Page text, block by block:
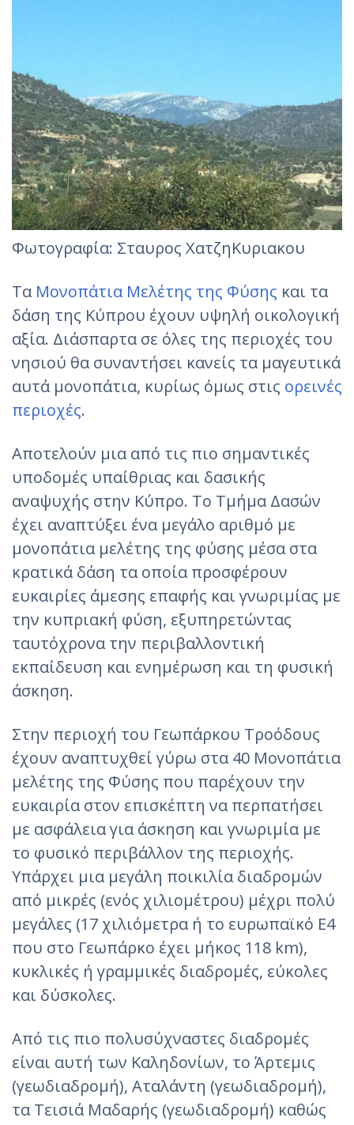
Φωτογραφία: Σταυρος ΧατζηΚυριακου‎
Τα Μονοπάτια Μελέτης της Φύσης και τα
δάση της Κύπρου έχουν υψηλή οικολογική
αξία. Διάσπαρτα σε όλες της περιοχές του
νησιού θα συναντήσει κανείς τα μαγευτικά
αυτά μονοπάτια, κυρίως όμως στις ορεινές
περιοχές.
Αποτελούν μια από τις πιο σημαντικές
υποδομές υπαίθριας και δασικής
αναψυχής στην Κύπρο. Το Τμήμα Δασών
έχει αναπτύξει ένα μεγάλο αριθμό με
μονοπάτια μελέτης της φύσης μέσα στα
κρατικά δάση τα οποία προσφέρουν
ευκαιρίες άμεσης επαφής και γνωριμίας με
την κυπριακή φύση, εξυπηρετώντας
ταυτόχρονα την περιβαλλοντική
εκπαίδευση και ενημέρωση και τη φυσική
άσκηση.
Στην περιοχή του Γεωπάρκου Τροόδους
έχουν αναπτυχθεί γύρω στα 40 Μονοπάτια
μελέτης της Φύσης που παρέχουν την
ευκαιρία στον επισκέπτη να περπατήσει
με ασφάλεια για άσκηση και γνωριμία με
το φυσικό περιβάλλον της περιοχής.
Υπάρχει μια μεγάλη ποικιλία διαδρομών
από μικρές (ενός χιλιομέτρου) μέχρι πολύ
μεγάλες (17 χιλιόμετρα ή το ευρωπαϊκό Ε4
που στο Γεωπάρκο έχει μήκος 118 km),
κυκλικές ή γραμμικές διαδρομές, εύκολες
και δύσκολες.
Από τις πιο πολυσύχναστες διαδρομές
είναι αυτή των Καληδονίων, το Άρτεμις
(γεωδιαδρομή), Αταλάντη (γεωδιαδρομή),
τα Τεισιά Μαδαρής (γεωδιαδρομή) καθώς